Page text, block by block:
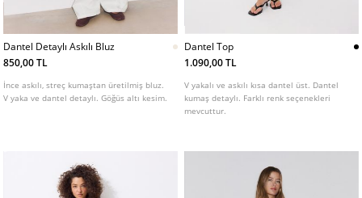
Dantel Detaylı Askılı Bluz
850,00 TL
İnce askılı, streç kumaştan üretilmiş bluz.
V yaka ve dantel detaylı. Göğüs altı kesim.
Dantel Top
1.090,00 TL
V yakalı ve askılı kısa dantel üst. Dantel
kumaş detaylı. Farklı renk seçenekleri
mevcuttur.